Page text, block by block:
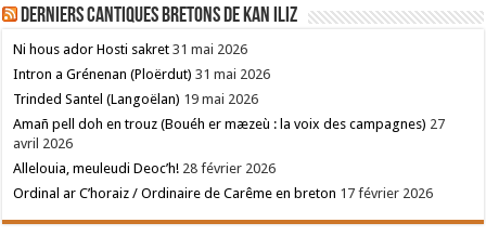
Derniers cantiques bretons de Kan Iliz
Ni hous ador Hosti sakret 31 mai 2026
Intron a Grénenan (Ploërdut) 31 mai 2026
Trinded Santel (Langoëlan) 19 mai 2026
Amañ pell doh en trouz (Bouéh er mæzeù : la voix des campagnes) 27
avril 2026
Allelouia, meuleudi Deoc’h! 28 février 2026
Ordinal ar C’horaiz / Ordinaire de Carême en breton 17 février 2026